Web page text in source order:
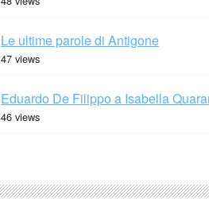
Le ultime parole di Antigone
47 views
Eduardo De Filippo a Isabella
46 views